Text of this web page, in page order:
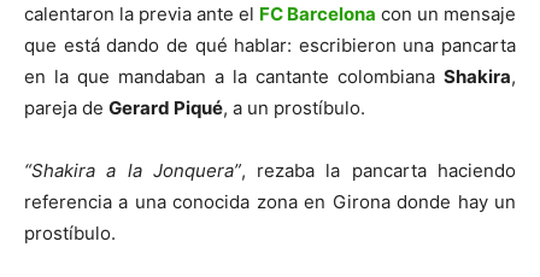
calentaron la previa ante el FC Barcelona con un mensaje
que está dando de qué hablar: escribieron una pancarta
en la que mandaban a la cantante colombiana Shakira,
pareja de Gerard Piqué, a un prostíbulo.
“Shakira a la Jonquera”, rezaba la pancarta haciendo
referencia a una conocida zona en Girona donde hay un
prostíbulo.